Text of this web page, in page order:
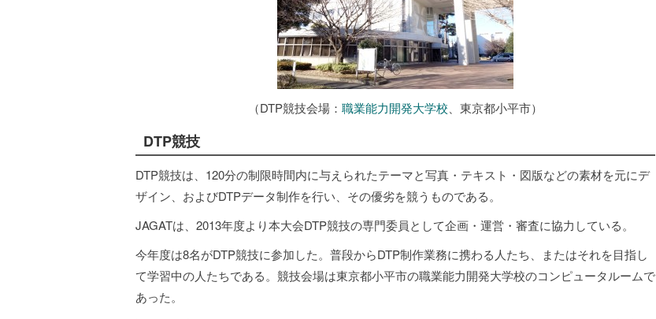
（DTP競技会場： 職業能力開発大学校 、東京都小平市）
DTP競技
DTP競技は、120分の制限時間内に与えられたテーマと写真・テキスト・図版などの素材を元にデ
ザイン、およびDTPデータ制作を行い、その優劣を競うものである。
JAGATは、2013年度より本大会DTP競技の専門委員として企画・運営・審査に協力している。
今年度は8名がDTP競技に参加した。普段からDTP制作業務に携わる人たち、またはそれを目指し
て学習中の人たちである。競技会場は東京都小平市の職業能力開発大学校のコンピュータルームで
あった。